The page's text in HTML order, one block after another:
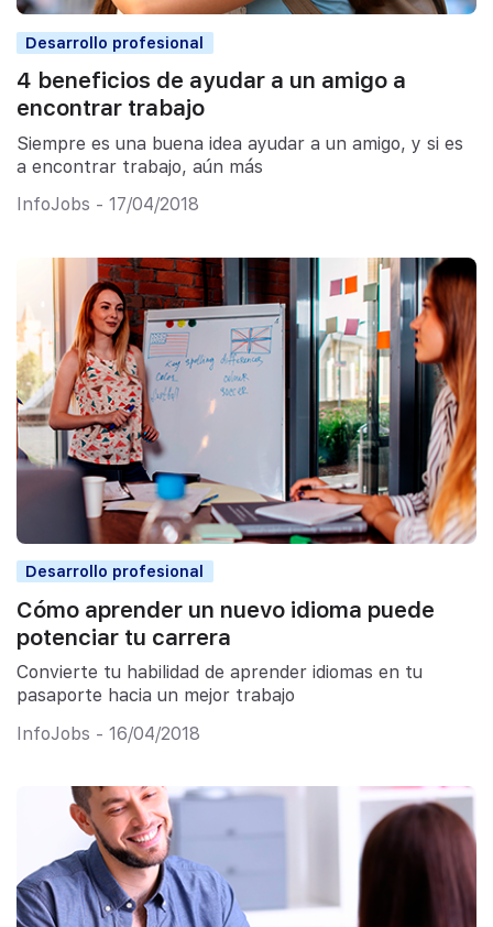
Desarrollo profesional
4 beneficios de ayudar a un amigo a
encontrar trabajo
Siempre es una buena idea ayudar a un amigo, y si es
a encontrar trabajo, aún más
InfoJobs - 17/04/2018
Desarrollo profesional
Cómo aprender un nuevo idioma puede
potenciar tu carrera
Convierte tu habilidad de aprender idiomas en tu
pasaporte hacia un mejor trabajo
InfoJobs - 16/04/2018